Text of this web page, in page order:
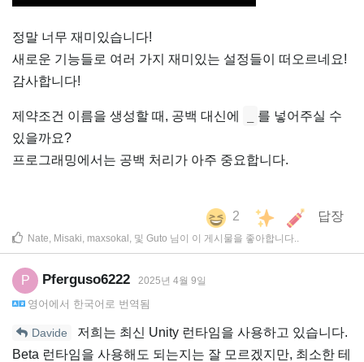
정말 너무 재미있습니다!
새로운 기능들로 여러 가지 재미있는 설정들이 떠오르네요!
감사합니다!
제약조건 이름을 생성할 때, 공백 대신에
를 넣어주실 수
있을까요?
프로그래밍에서는 공백 처리가 아주 중요합니다.
2 답장
Nate Misaki maxsokal , 및 Guto 님이 이 게시물을 좋아합니다.
P Pferguso6222 2025년 4월 9일
영어 에서 한국어 로 번역됨
Davide
저희는 최신 Unity 런타임을 사용하고 있습니다.
Beta 런타임을 사용해도 되는지는 잘 모르겠지만, 최소한 테